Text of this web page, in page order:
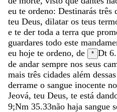
eu te ordeno: Destinarás três
teu Deus, dilatar os teus
e te der toda a terra que
guardares todo este
eu hoje te ordeno, de * Dt
de andar sempre nos seus
mais três cidades além dessas
derrame o sangue inocente no
Jeová, teu Deus, te está
9;Nm 35.33não haja sangue